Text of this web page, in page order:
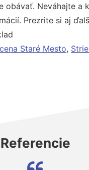
obávať. Neváhajte a
Prezrite si aj
Staré Mesto,
Referencie